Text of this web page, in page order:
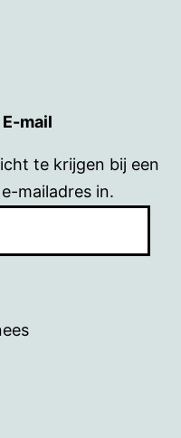
mail
te krijgen bij een
mailadres in.